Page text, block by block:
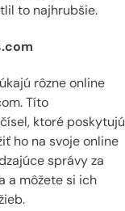
to najhrubšie.
rôzne online
Títo
ktoré poskytujú
ho na svoje online
správy za
a môžete si ich